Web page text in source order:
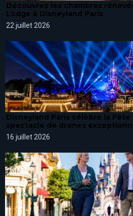
Découvrez les chambres
Lodge à Disneyland Paris
22 juillet 2026
Disneyland Paris célèbre la
spectacle de drones
16 juillet 2026